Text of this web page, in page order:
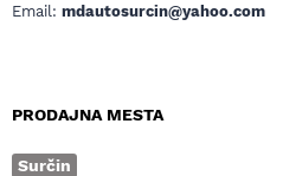
Email: mdautosurcin@yahoo.com
PRODAJNA MESTA
Surčin